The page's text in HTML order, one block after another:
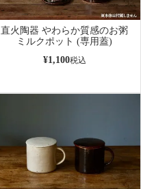
直火陶器 やわらか質感のお粥
ミルクポット (専用蓋)
¥1,100税込